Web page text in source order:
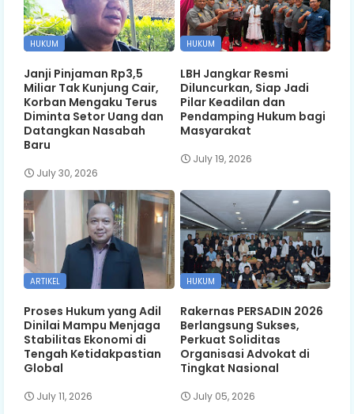
HUKUM
Janji Pinjaman Rp3,5
Miliar Tak Kunjung Cair,
Korban Mengaku Terus
Diminta Setor Uang dan
Datangkan Nasabah
Baru
July 30, 2026
HUKUM
LBH Jangkar Resmi
Diluncurkan, Siap Jadi
Pilar Keadilan dan
Pendamping Hukum bagi
Masyarakat
July 19, 2026
ARTIKEL
Proses Hukum yang Adil
Dinilai Mampu Menjaga
Stabilitas Ekonomi di
Tengah Ketidakpastian
Global
July 11, 2026
HUKUM
Rakernas PERSADIN 2026
Berlangsung Sukses,
Perkuat Soliditas
Organisasi Advokat di
Tingkat Nasional
July 05, 2026